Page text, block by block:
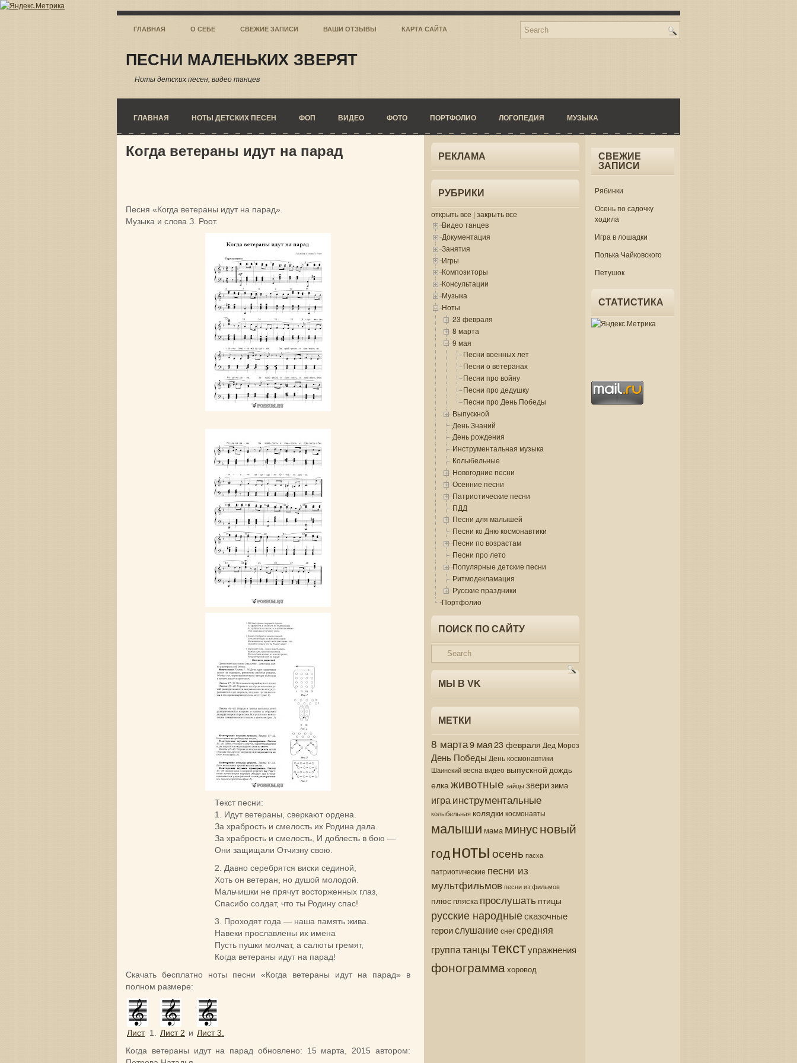
ГЛАВНАЯ О СЕБЕ СВЕЖИЕ ЗАПИСИ ВАШИ ОТЗЫВЫ КАРТА САЙТА
ПЕСНИ МАЛЕНЬКИХ ЗВЕРЯТ
Ноты детских песен, видео танцев
ГЛАВНАЯ НОТЫ ДЕТСКИХ ПЕСЕН ФОП ВИДЕО ФОТО ПОРТФОЛИО ЛОГОПЕДИЯ МУЗЫКА
Когда ветераны идут на парад
Песня «Когда ветераны идут на парад».
Музыка и слова З. Роот.
Текст песни:
1. Идут ветераны, сверкают ордена.
За храбрость и смелость их Родина дала.
За храбрость и смелость, И доблесть в бою —
Они защищали Отчизну свою.
2. Давно серебрятся виски сединой,
Хоть он ветеран, но душой молодой.
Мальчишки не прячут восторженных глаз,
Спасибо солдат, что ты Родину спас!
3. Проходят года — наша память жива.
Навеки прославлены их имена
Пусть пушки молчат, а салюты гремят,
Когда ветераны идут на парад!
Скачать бесплатно ноты песни «Когда ветераны идут на парад» в
полном размере:
Лист 1. Лист 2 и Лист 3.
Когда ветераны идут на парад обновлено: 15 марта, 2015 автором:
РЕКЛАМА
РУБРИКИ
открыть все | закрыть все
Видео танцев
Документация
Занятия
Игры
Композиторы
Консультации
Музыка
Ноты
23 февраля
8 марта
9 мая
Песни военных лет
Песни о ветеранах
Песни про войну
Песни про дедушку
Песни про День Победы
Выпускной
День Знаний
День рождения
Инструментальная музыка
Колыбельные
Новогодние песни
Осенние песни
Патриотические песни
ПДД
Песни для малышей
Песни ко Дню космонавтики
Песни по возрастам
Песни про лето
Популярные детские песни
Ритмодекламация
Русские праздники
Портфолио
ПОИСК ПО САЙТУ
МЫ В VK
МЕТКИ
8 марта9 мая 23 февраля Дед Мороз
День Победы День космонавтики
Шаинскийвесна видео выпускной дождь
елкаживотные зайцы зверизима
играинструментальные
колыбельная колядки космонавты
малыши мама минусновый
годнотыосень пасха
патриотические песни из
мультфильмов песни из фильмов
плюс пляска прослушать птицы
русские народныесказочные
героислушаниеснегсредняя
группатанцытекступражнения
фонограммахоровод
СВЕЖИЕ
ЗАПИСИ
Рябинки
Осень по садочку
ходила
Игра в лошадки
Полька Чайковского
Петушок
СТАТИСТИКА